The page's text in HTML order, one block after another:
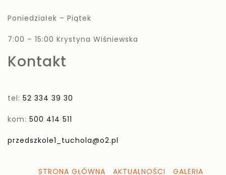
Poniedziałek – Piątek
7:00 – 15:00 Krystyna Wiśniewska
Kontakt
tel: 52 334 39 30
kom: 500 414 511
przedszkole1_tuchola@o2.pl
STRONA GŁÓWNA AKTUALNOŚCI GALERIA